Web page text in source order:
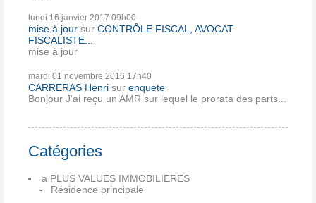
lundi 16 janvier 2017 09h00
mise à jour sur CONTRÔLE FISCAL, AVOCAT
FISCALISTE...
mise à jour
mardi 01 novembre 2016 17h40
CARRERAS Henri sur enquete
Bonjour J'ai reçu un AMR sur lequel le prorata des parts...
Catégories
a PLUS VALUES IMMOBILIERES
Résidence principale